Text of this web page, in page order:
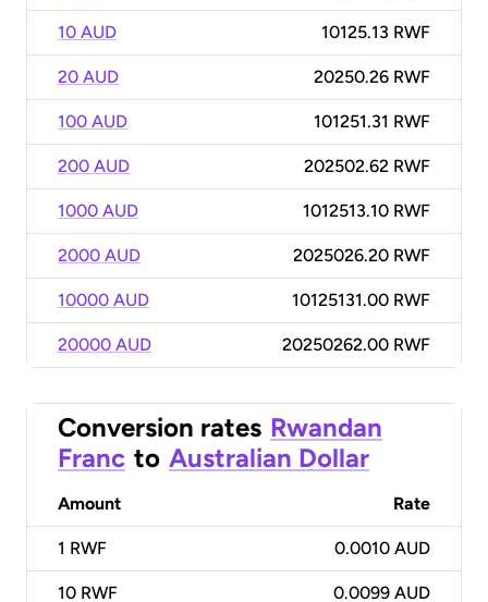
10 AUD 10125.13 RWF
20 AUD 20250.26 RWF
100 AUD 101251.31 RWF
200 AUD 202502.62 RWF
1000 AUD 1012513.10 RWF
2000 AUD 2025026.20 RWF
10000 AUD 10125131.00 RWF
20000 AUD 20250262.00 RWF
Conversion rates Rwandan
Franc to Australian Dollar
Amount Rate
1 RWF 0.0010 AUD
10 RWF 0.0099 AUD